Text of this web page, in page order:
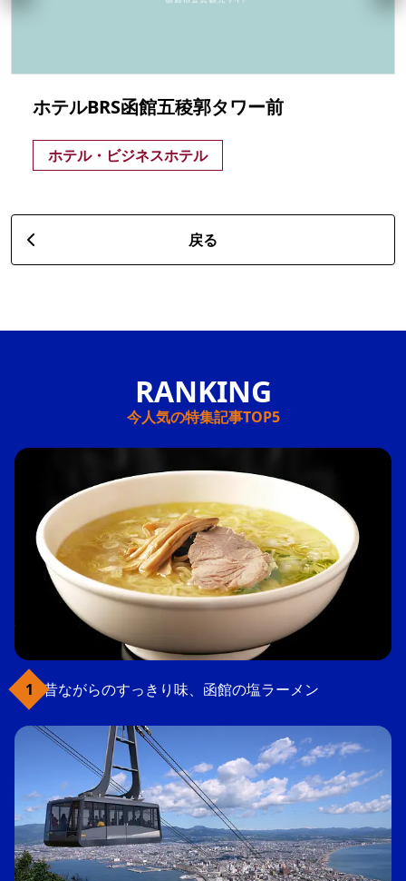
ホテルBRS函館五稜郭タワー前
ホテル・ビジネスホテル
戻る
今人気の特集記事TOP5
昔ながらのすっきり味、函館の塩ラーメン